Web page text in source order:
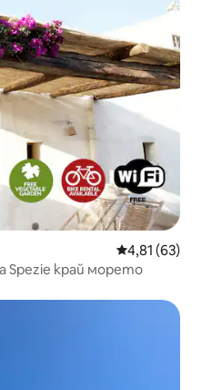
Средна
4,81 (63)
Spezie край морето